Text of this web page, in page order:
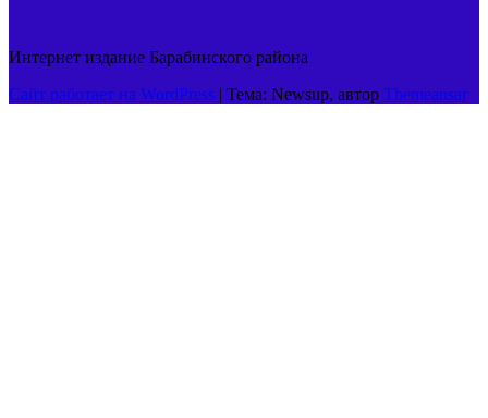
Интернет издание Барабинского района
Сайт работает на WordPress | Тема: Newsup, автор Themeansar